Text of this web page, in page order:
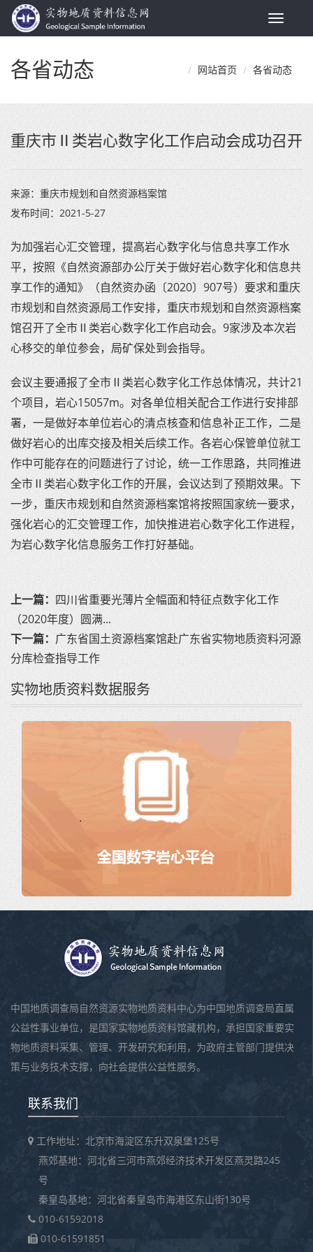
Toggle
各省动态 网站首页 各省动态
重庆市Ⅱ类岩心数字化工作启动会成功召开
来源： 重庆市规划和自然资源档案馆
发布时间： 2021-5-27
为加强岩心汇交管理，提高岩心数字化与信息共享工作水
平，按照《自然资源部办公厅关于做好岩心数字化和信息共
享工作的通知》（自然资办函〔2020〕907号）要求和重庆
市规划和自然资源局工作安排，重庆市规划和自然资源档案
馆召开了全市Ⅱ类岩心数字化工作启动会。9家涉及本次岩
心移交的单位参会，局矿保处到会指导。
会议主要通报了全市Ⅱ类岩心数字化工作总体情况，共计21
个项目，岩心15057m。对各单位相关配合工作进行安排部
署，一是做好本单位岩心的清点核查和信息补正工作，二是
做好岩心的出库交接及相关后续工作。各岩心保管单位就工
作中可能存在的问题进行了讨论，统一工作思路，共同推进
全市Ⅱ类岩心数字化工作的开展，会议达到了预期效果。下
一步，重庆市规划和自然资源档案馆将按照国家统一要求，
强化岩心的汇交管理工作，加快推进岩心数字化工作进程，
为岩心数字化信息服务工作打好基础。
上一篇： 四川省重要光薄片全幅面和特征点数字化工作
（2020年度）圆满...
下一篇： 广东省国土资源档案馆赴广东省实物地质资料河源
分库检查指导工作
实物地质资料数据服务
中国地质调查局自然资源实物地质资料中心为中国地质调查局直属
公益性事业单位，是国家实物地质资料馆藏机构，承担国家重要实
物地质资料采集、管理、开发研究和利用，为政府主管部门提供决
策与业务技术支撑，向社会提供公益性服务。
联系我们
工作地址：北京市海淀区东升双泉堡125号
燕郊基地：河北省三河市燕郊经济技术开发区燕灵路245
号
秦皇岛基地：河北省秦皇岛市海港区东山街130号
010-61592018
010-61591851